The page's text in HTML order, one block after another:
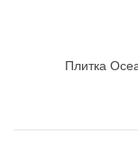
Плитка